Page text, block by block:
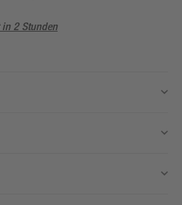
in 2 Stunden